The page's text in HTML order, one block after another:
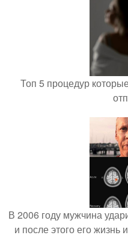
Топ 5 процедур
В 2006 году мужчина
и после этого его